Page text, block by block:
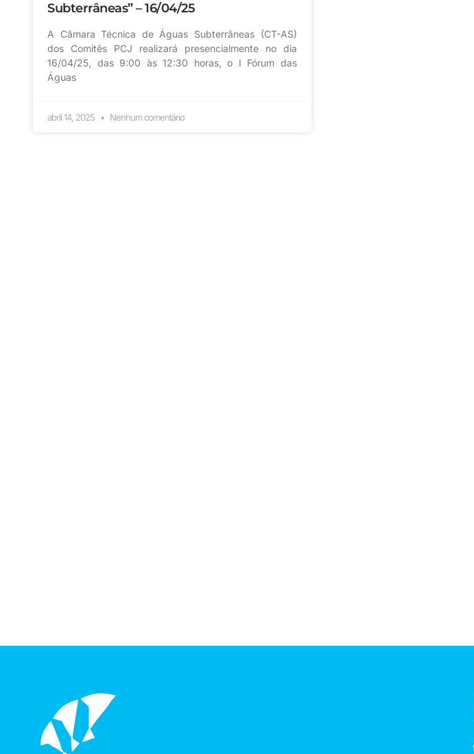
Subterrâneas” – 16/04/25
A Câmara Técnica de Águas Subterrâneas (CT-AS)
dos Comitês PCJ realizará presencialmente no dia
16/04/25, das 9:00 às 12:30 horas, o I Fórum das
Águas
abril 14, 2025 Nenhum comentário